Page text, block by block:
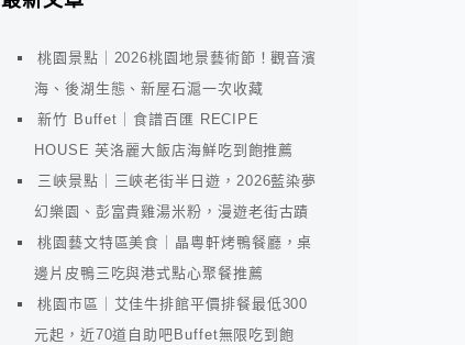
桃園景點｜2026桃園地景藝術節！觀音濱
海、後湖生態、新屋石滬一次收藏
新竹 Buffet｜食譜百匯 RECIPE
HOUSE 芙洛麗大飯店海鮮吃到飽推薦
三峽景點｜三峽老街半日遊，2026藍染夢
幻樂園、彭富貴雞湯米粉，漫遊老街古蹟
桃園藝文特區美食｜晶粵軒烤鴨餐廳，桌
邊片皮鴨三吃與港式點心聚餐推薦
桃園市區｜艾佳牛排館平價排餐最低300
元起，近70道自助吧Buffet無限吃到飽